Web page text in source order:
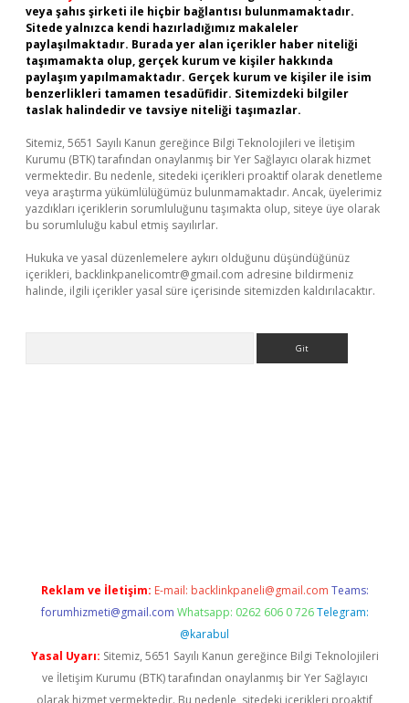
veya şahıs şirketi ile hiçbir bağlantısı bulunmamaktadır.
Sitede yalnızca kendi hazırladığımız makaleler
paylaşılmaktadır. Burada yer alan içerikler haber niteliği
taşımamakta olup, gerçek kurum ve kişiler hakkında
paylaşım yapılmamaktadır. Gerçek kurum ve kişiler ile isim
benzerlikleri tamamen tesadüfidir. Sitemizdeki bilgiler
taslak halindedir ve tavsiye niteliği taşımazlar.
Sitemiz, 5651 Sayılı Kanun gereğince Bilgi Teknolojileri ve İletişim
Kurumu (BTK) tarafından onaylanmış bir Yer Sağlayıcı olarak hizmet
vermektedir. Bu nedenle, sitedeki içerikleri proaktif olarak denetleme
veya araştırma yükümlülüğümüz bulunmamaktadır. Ancak, üyelerimiz
yazdıkları içeriklerin sorumluluğunu taşımakta olup, siteye üye olarak
bu sorumluluğu kabul etmiş sayılırlar.
Hukuka ve yasal düzenlemelere aykırı olduğunu düşündüğünüz
içerikleri, backlinkpanelicomtr@gmail.com adresine bildirmeniz
halinde, ilgili içerikler yasal süre içerisinde sitemizden kaldırılacaktır.
Reklam ve İletişim: E-mail: backlinkpaneli@gmail.com Teams:
forumhizmeti@gmail.com Whatsapp: 0262 606 0 726 Telegram:
@karabul
Yasal Uyarı: Sitemiz, 5651 Sayılı Kanun gereğince Bilgi Teknolojileri
ve İletişim Kurumu (BTK) tarafından onaylanmış bir Yer Sağlayıcı
olarak hizmet vermektedir. Bu nedenle, sitedeki içerikleri proaktif